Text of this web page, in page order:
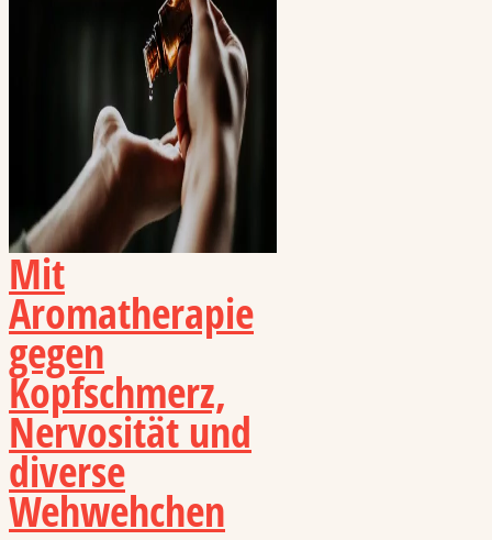
Mit
Aromatherapie
gegen
Kopfschmerz,
Nervosität und
diverse
Wehwehchen